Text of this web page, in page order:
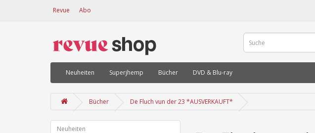
Revue Abo
Neuheiten Superjhemp Bücher DVD & Blu-ray
Bücher De Fluch vun der 23 *AUSVERKAUFT*
Neuheiten